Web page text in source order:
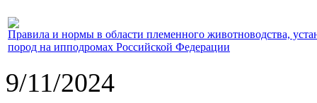
Правила и нормы в области племенного животноводства,
пород на ипподромах Российской Федерации
9/11/2024